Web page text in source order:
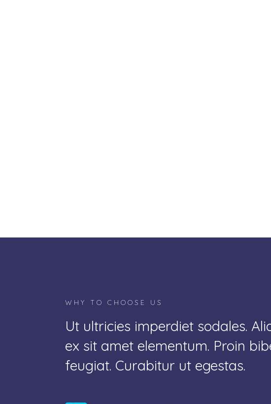
WHY TO CHOOSE US
Ut ultricies imperdiet sodales.
ex sit amet elementum. Proin
feugiat. Curabitur ut egestas.